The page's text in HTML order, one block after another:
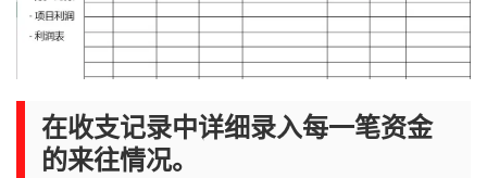
在收支记录中详细录入每一笔资金
的来往情况。